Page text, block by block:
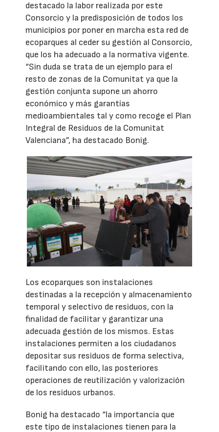
destacado la labor realizada por este
Consorcio y la predisposición de todos los
municipios por poner en marcha esta red de
ecoparques al ceder su gestión al Consorcio,
que los ha adecuado a la normativa vigente.
“Sin duda se trata de un ejemplo para el
resto de zonas de la Comunitat ya que la
gestión conjunta supone un ahorro
económico y más garantías
medioambientales tal y como recoge el Plan
Integral de Residuos de la Comunitat
Valenciana”, ha destacado Bonig.
Los ecoparques son instalaciones
destinadas a la recepción y almacenamiento
temporal y selectivo de residuos, con la
finalidad de facilitar y garantizar una
adecuada gestión de los mismos. Estas
instalaciones permiten a los ciudadanos
depositar sus residuos de forma selectiva,
facilitando con ello, las posteriores
operaciones de reutilización y valorización
de los residuos urbanos.
Bonig ha destacado “la importancia que
este tipo de instalaciones tienen para la